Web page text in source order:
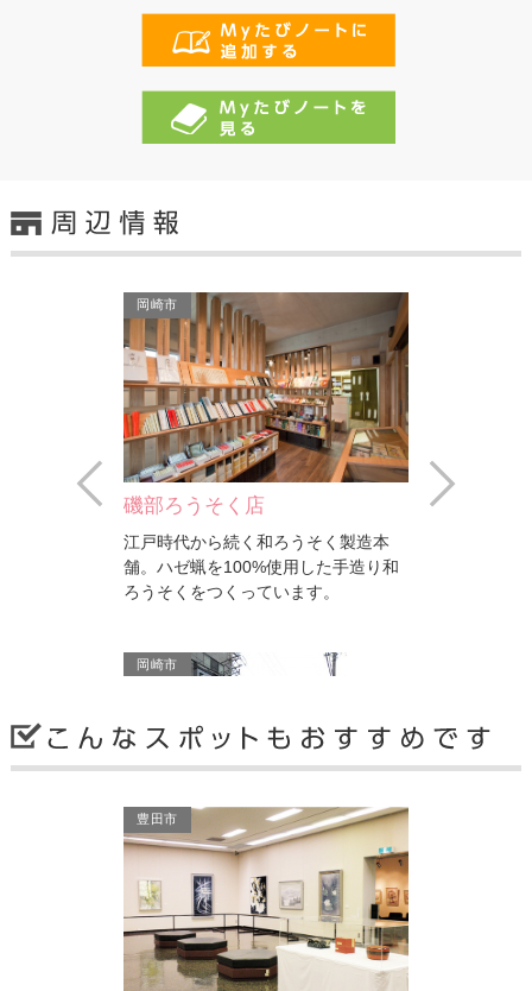
岡崎市
磯部ろうそく店
江戸時代から続く和ろうそく製造本
舗。ハゼ蝋を100%使用した手造り和
ろうそくをつくっています。
岡崎市
金のわらじ案内柱（ち）
統一的なルート案内として平成19年に
設置が開始された二十七曲りコースの
案内柱。柱の上にある「…
Prev
豊田市